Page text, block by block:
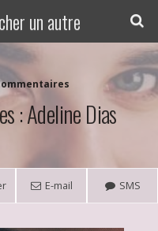
un autre
: Adeline Dias
E-mail SMS